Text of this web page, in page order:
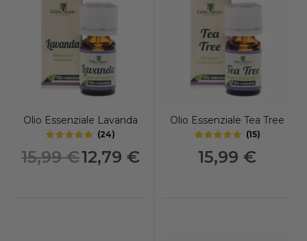
Olio Essenziale Lavanda
(24)
15,99 € Prezzo
speciale
12,79 €
Olio Essenziale Tea Tree
(15)
15,99 €